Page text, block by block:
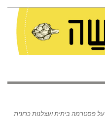
על פסטרמה ביתית ועצלנות כרונית